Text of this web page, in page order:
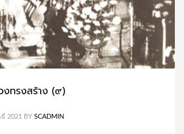
งทรงสร้าง (๙)
2021 BY SCADMIN